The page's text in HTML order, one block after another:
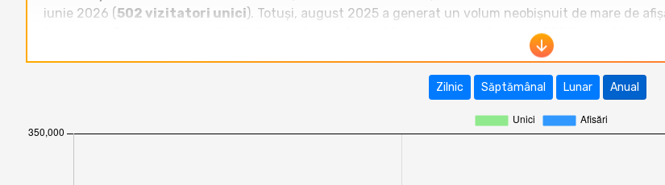
iunie 2026 (502 vizitatori unici). Totuși, august 2025 a generat un volum neobișnuit de mare de
temporare. Tendința generală indică o creștere puternică în primele luni ale anului 2026, urmată de o
Raportat la celelalte site-uri din categoriaBloguri, andreibucur.ro ocupă o poziție medie spre
înregistrează zeci de mii de vizitatori lunar, fiind clar lideri de
, dar rămâne mult sub performanța blogurilor medii precum
. Tendința pe ultimele 12 luni arată că andreibucur.ro a reușit să depășească
www.opiniifulger.ro, ebogdan.ro), însă nu a demonstrat o creștere suficient de consistentă pentru a
Zilnic Săptămânal Lunar Anual